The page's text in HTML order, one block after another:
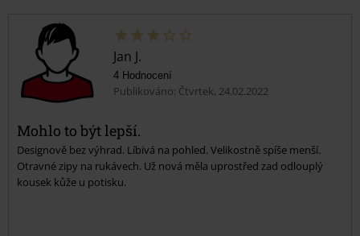
Jan J.
4 Hodnocení
Publikováno: Čtvrtek, 24.02.2022
Mohlo to být lepší.
Designově bez výhrad. Líbivá na pohled. Velikostně spíše menší.
Otravné zipy na rukávech. Už nová měla uprostřed zad odlouplý
kousek kůže u potisku.